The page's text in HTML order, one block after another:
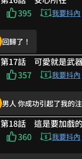
看劇的畫面是後宮甄嬛傳
笑死我了哈哈哈哈哈
所有異性變姐妹 同性變曖
原來女生都把你當姐妹啊
下一話呢😩😩
流下眼淚後我也笑了🤣
期待作者大大出的第二
這個快要轉彎的fu
主角很為晴翔著想呢
395 我要抖內
回歸了！
好愛
哦哦哦，有第二季了！又
回歸更新了!
第17話 可愛就是武
357 我要抖內
男人 你成功引起了我的
主角好可愛www 利用自
第18話 這是要加戲
360 我要抖內